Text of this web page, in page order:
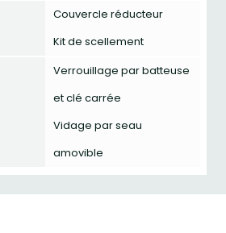
Couvercle réducteur
Kit de scellement
Verrouillage par batteuse
et clé carrée
Vidage par seau
amovible